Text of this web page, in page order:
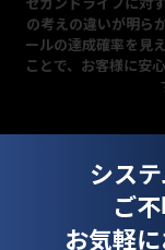
の考えの違いが明ら
ールの達成確率を見
ことで、お客様に安
シス
ご不
お気軽